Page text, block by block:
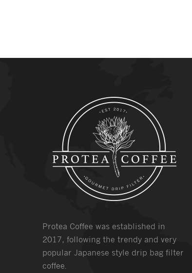
Protea Coffee was established in
2017, following the trendy and very
popular Japanese style drip bag filter
coffee.